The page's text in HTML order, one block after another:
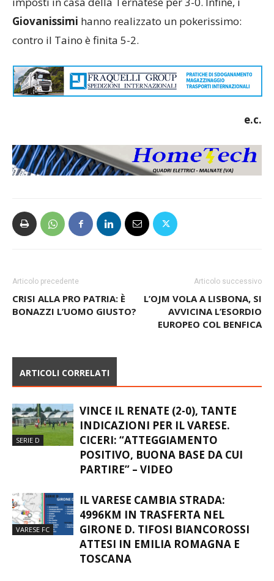
Giovanissimi hanno realizzato un pokerissimo:
contro il Taino è finita 5-2.
e.c.
Articolo precedente
CRISI ALLA PRO PATRIA: È
BONAZZI L’UOMO GIUSTO?
Articolo successivo
L’OJM VOLA A LISBONA, SI
AVVICINA L’ESORDIO
EUROPEO COL BENFICA
ARTICOLI CORRELATI
SERIE D
VINCE IL RENATE (2-0), TANTE
INDICAZIONI PER IL VARESE.
CICERI: “ATTEGGIAMENTO
POSITIVO, BUONA BASE DA CUI
PARTIRE” – VIDEO
VARESE FC
IL VARESE CAMBIA STRADA:
4996KM IN TRASFERTA NEL
GIRONE D. TIFOSI BIANCOROSSI
ATTESI IN EMILIA ROMAGNA E
TOSCANA